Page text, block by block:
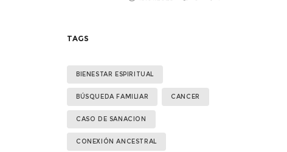
TAGS
BIENESTAR ESPIRITUAL
BÚSQUEDA FAMILIAR CANCER
CASO DE SANACION
CONEXIÓN ANCESTRAL